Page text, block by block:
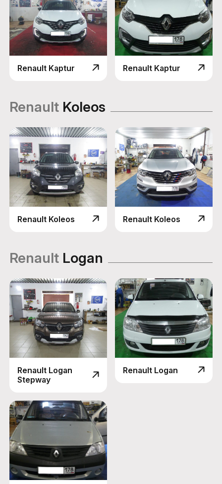
Renault Kaptur Renault Kaptur
Renault Koleos
Renault Koleos Renault Koleos
Renault Logan
Renault Logan
Stepway
Renault Logan